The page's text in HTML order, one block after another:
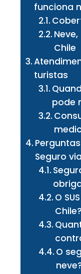
funciona
Chile
turistas
pode
Seguro
O
Chile?
O